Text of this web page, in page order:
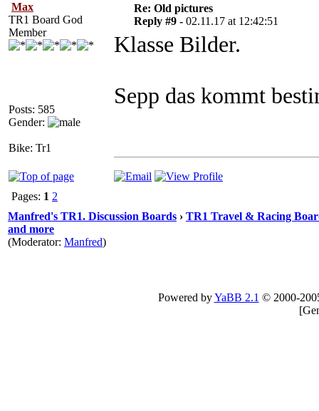
Max
TR1 Board God
Member
Posts: 585
Gender:
Bike: Tr1
Re: Old pictures
Reply #9 - 02.11.17 at 12:42:51
Klasse Bilder.
Sepp das kommt
Pages: 1 2
Manfred's TR1. Discussion Boards › TR1 Travel & Racing
and more
(Moderator: Manfred)
Powered byYaBB 2.1 © 2000-
[